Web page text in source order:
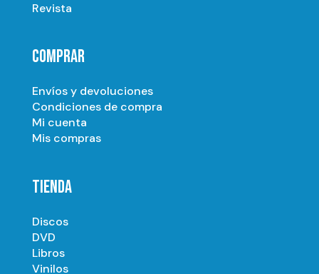
Revista
COMPRAR
Envíos y devoluciones
Condiciones de compra
Mi cuenta
Mis compras
TIENDA
Discos
DVD
Libros
Vinilos